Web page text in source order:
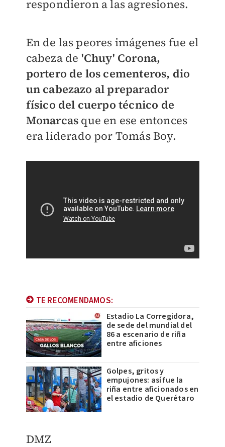
respondieron a las agresiones.
En de las peores imágenes fue el
cabeza de 'Chuy' Corona,
portero de los cementeros, dio
un cabezazo al preparador
físico del cuerpo técnico de
Monarcas que en ese entonces
era liderado por Tomás Boy.
TE RECOMENDAMOS:
Estadio La Corregidora,
de sede del mundial del
86 a escenario de riña
entre aficiones
Golpes, gritos y
empujones: así fue la
riña entre aficionados en
el estadio de Querétaro
DMZ